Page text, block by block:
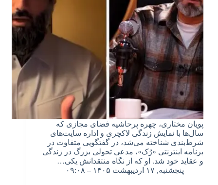
پویان مختاری، چهره پرحاشیه فضای مجازی که
سال‌ها با نمایش زندگی لاکچری و اداره سایت‌های
شرط‌بندی شناخته می‌شد، در گفتگویی متفاوت در
برنامه اینترنتی «رُک»، مدعی تحولی بزرگ در زندگی
و عقاید خود شد. او که از نگاه منتقدانش یکی…
پنجشنبه, ۱۷ اردیبهشت ۱۴۰۵ – ۰۹:۰۸